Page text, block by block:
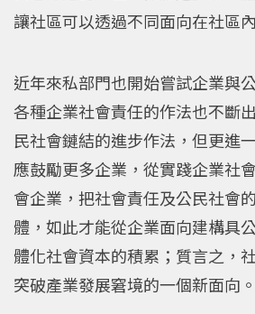
讓社區可以透過不同面向在社區
近年來私部門也開始嘗試企業與
各種企業社會責任的作法也不斷
民社會鏈結的進步作法，但更進
應鼓勵更多企業，從實踐企業社
會企業，把社會責任及公民社會
體，如此才能從企業面向建構具
體化社會資本的積累；質言之，
突破產業發展窘境的一個新面向。